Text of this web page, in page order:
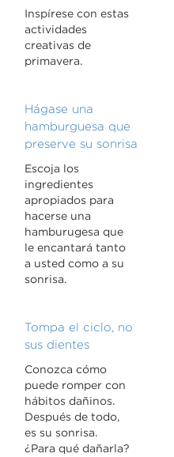
Inspírese con estas
actividades
creativas de
primavera.
Hágase una
hamburguesa que
preserve su sonrisa
Escoja los
ingredientes
apropiados para
hacerse una
hamburugesa que
le encantará tanto
a usted como a su
sonrisa.
Tompa el ciclo, no
sus dientes
Conozca cómo
puede romper con
hábitos dañinos.
Después de todo,
es su sonrisa.
¿Para qué dañarla?